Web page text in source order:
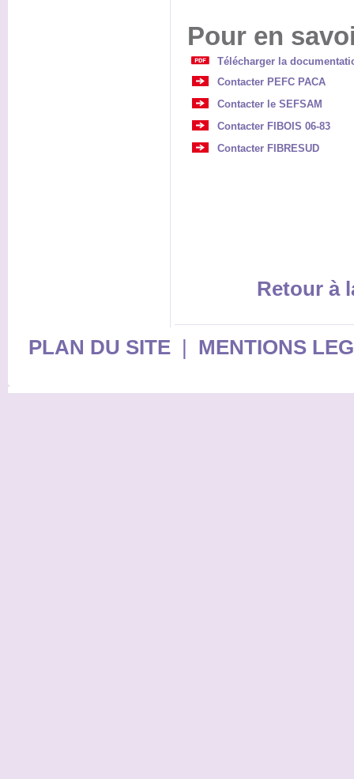
Pour en
Télécharger la
Contacter PEFC PACA
Contacter le SEFSAM
Contacter FIBOIS 06-83
Contacter FIBRESUD
Retour à
PLAN DU SITE| MENTIONS